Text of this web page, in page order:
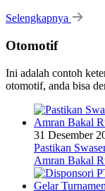
Selengkapnya
Otomotif
Ini adalah contoh
otomotif, anda bisa
31 Desember
Pastikan
Amran Bakal